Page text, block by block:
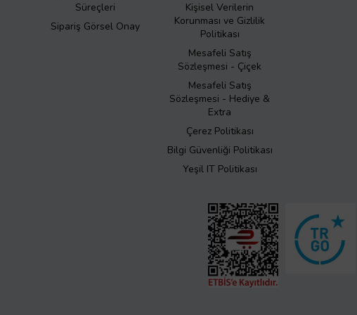
Süreçleri
Sipariş Görsel Onay
Kişisel Verilerin
Korunması ve Gizlilik
Politikası
Mesafeli Satış
Sözleşmesi - Çiçek
Mesafeli Satış
Sözleşmesi - Hediye &
Extra
Çerez Politikası
Bilgi Güvenliği Politikası
Yeşil IT Politikası